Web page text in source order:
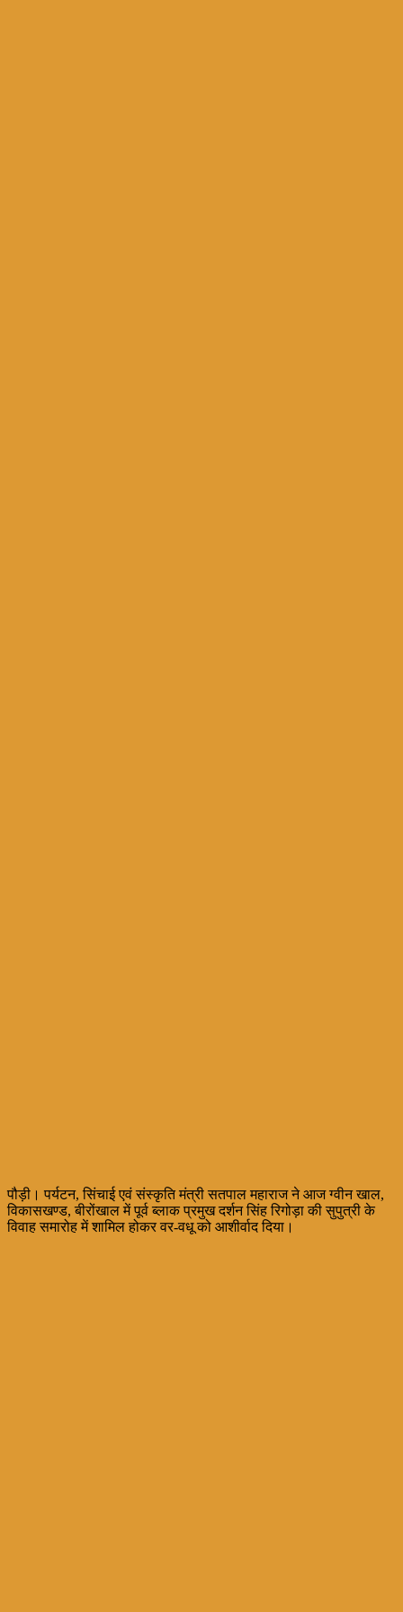
पौड़ी। पर्यटन, सिंचाई एवं संस्कृति मंत्री सतपाल महाराज ने आज ग्वीन खाल,
विकासखण्ड, बीरोंखाल में पूर्व ब्लाक प्रमुख दर्शन सिंह रिगोड़ा की सुपुत्री के
विवाह समारोह में शामिल होकर वर-वधू को आशीर्वाद दिया।